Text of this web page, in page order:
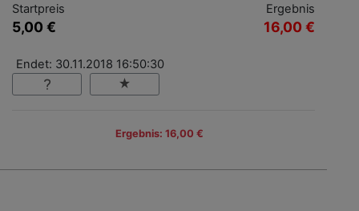
Startpreis
5,00 €
Ergebnis
16,00 €
Endet: 30.11.2018 16:50:30
Ergebnis: 16,00 €